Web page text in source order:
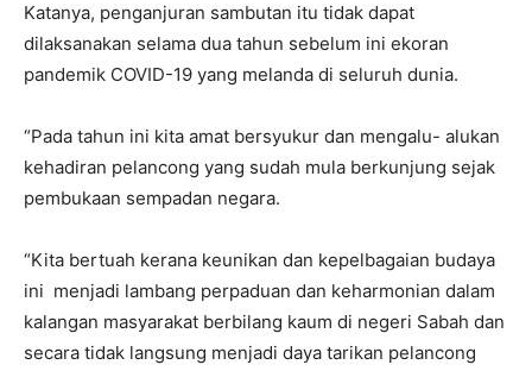
Katanya, penganjuran sambutan itu tidak dapat
dilaksanakan selama dua tahun sebelum ini ekoran
pandemik COVID-19 yang melanda di seluruh dunia.
“Pada tahun ini kita amat bersyukur dan mengalu- alukan
kehadiran pelancong yang sudah mula berkunjung sejak
pembukaan sempadan negara.
“Kita bertuah kerana keunikan dan kepelbagaian budaya
ini menjadi lambang perpaduan dan keharmonian dalam
kalangan masyarakat berbilang kaum di negeri Sabah dan
secara tidak langsung menjadi daya tarikan pelancong